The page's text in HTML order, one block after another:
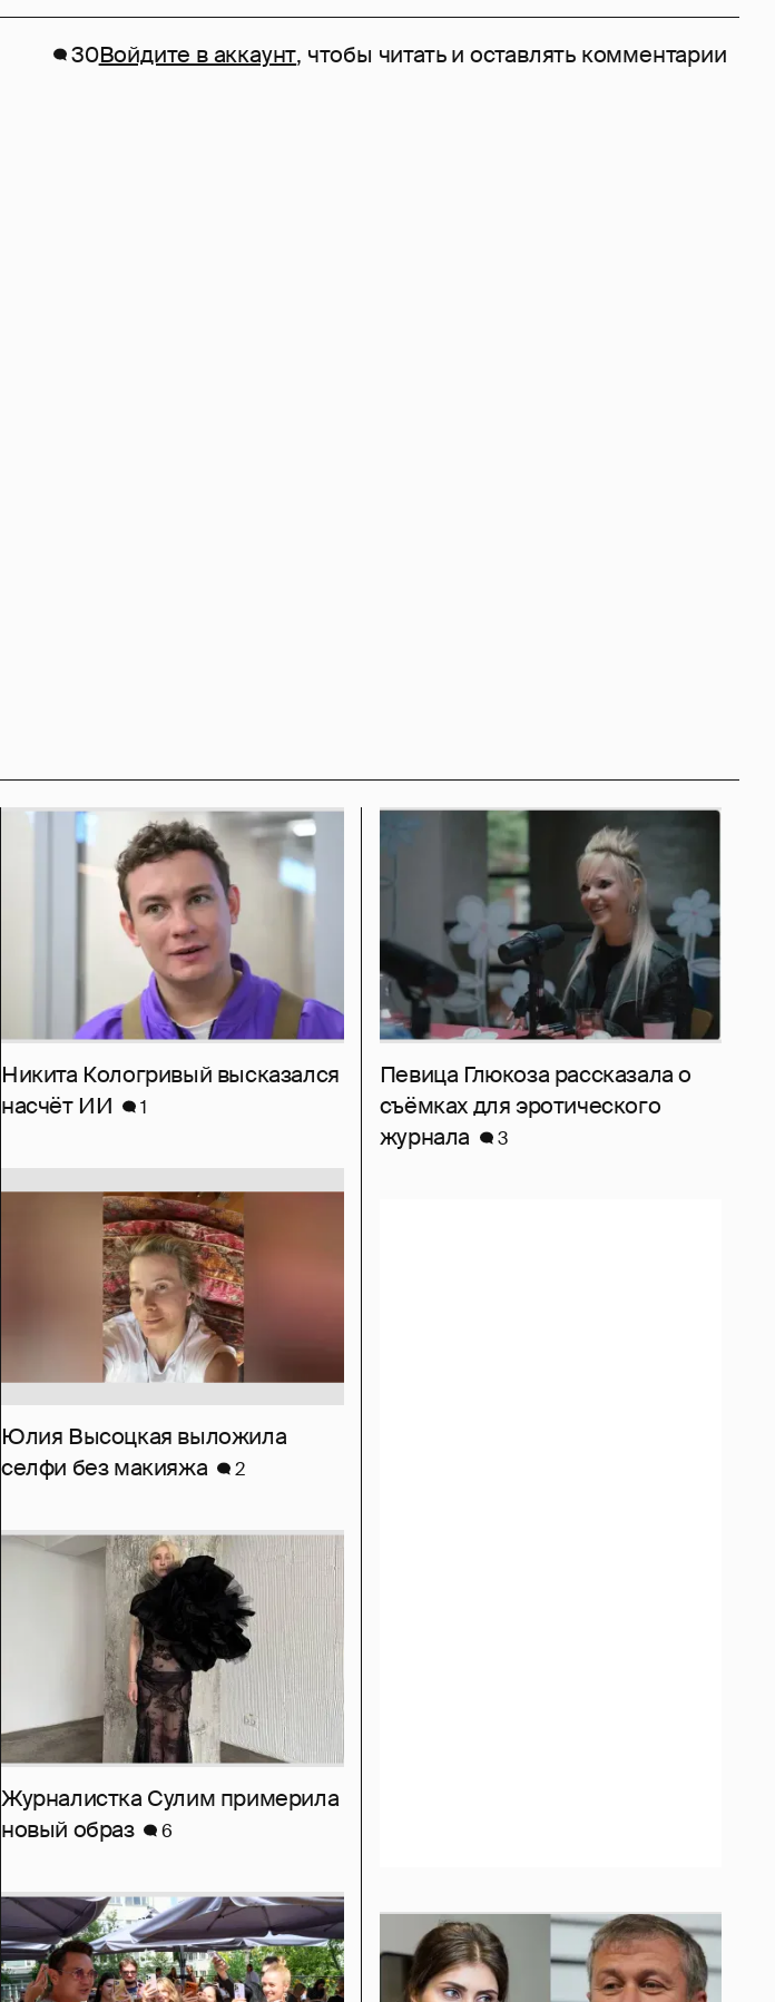
30Войдите в аккаунт, чтобы читать и оставлять комментарии
Никита Кологривый высказался
насчёт ИИ
1
Певица Глюкоза рассказала о
съёмках для эротического
журнала
3
Юлия Высоцкая выложила
селфи без макияжа
2
Журналистка Сулим примерила
новый образ
6